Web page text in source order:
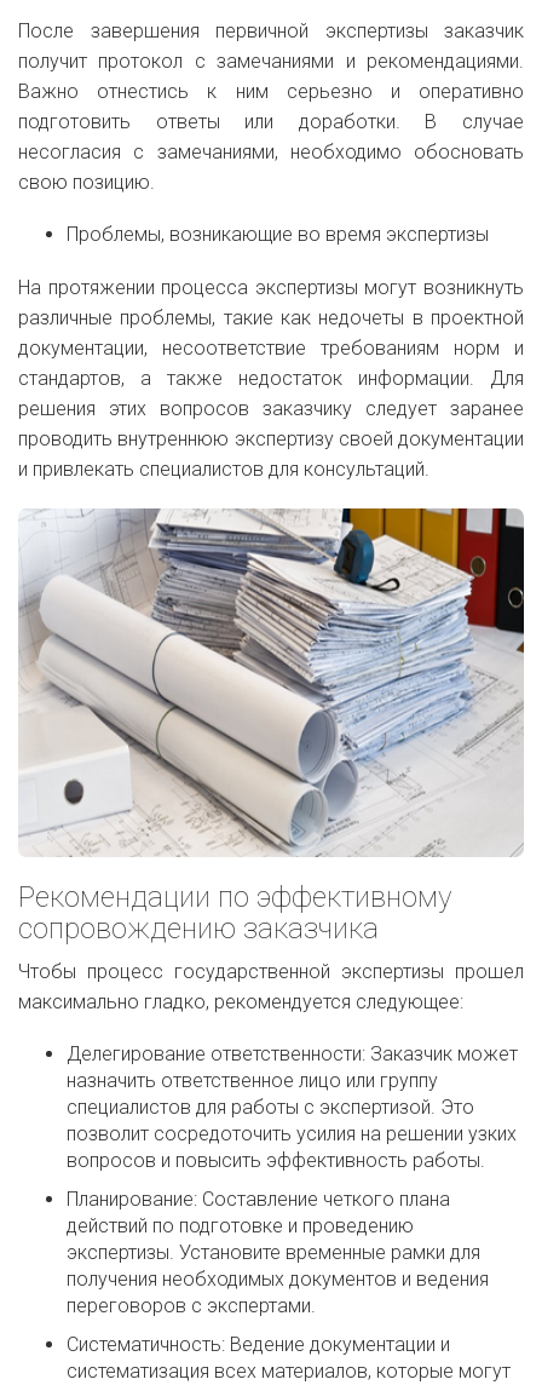
После завершения первичной экспертизы заказчик
получит протокол с замечаниями и рекомендациями.
Важно отнестись к ним серьезно и оперативно
подготовить ответы или доработки. В случае
несогласия с замечаниями, необходимо обосновать
свою позицию.
Проблемы, возникающие во время экспертизы
На протяжении процесса экспертизы могут возникнуть
различные проблемы, такие как недочеты в проектной
документации, несоответствие требованиям норм и
стандартов, а также недостаток информации. Для
решения этих вопросов заказчику следует заранее
проводить внутреннюю экспертизу своей документации
и привлекать специалистов для консультаций.
Рекомендации по эффективному
сопровождению заказчика
Чтобы процесс государственной экспертизы прошел
максимально гладко, рекомендуется следующее:
Делегирование ответственности: Заказчик может
назначить ответственное лицо или группу
специалистов для работы с экспертизой. Это
позволит сосредоточить усилия на решении узких
вопросов и повысить эффективность работы.
Планирование: Составление четкого плана
действий по подготовке и проведению
экспертизы. Установите временные рамки для
получения необходимых документов и ведения
переговоров с экспертами.
Систематичность: Ведение документации и
систематизация всех материалов, которые могут